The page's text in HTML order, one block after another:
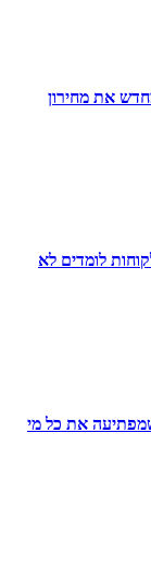
מחדש את מחירון
לקוחות לומדים לא
ב־2026? התשובה שמפתיעה את כל מי